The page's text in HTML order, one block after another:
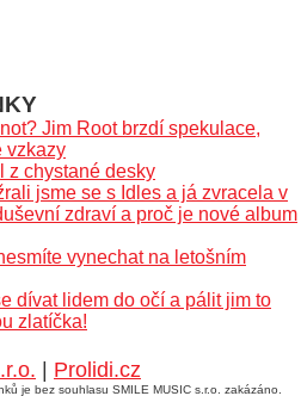
Jim Root brzdí spekulace,
vzkazy
z chystané desky
jsme se s Idles a já zvracela v
zdraví a proč je nové album
vynechat na letošním
dívat lidem do očí a pálit jim to
zlatíčka!
Prolidi.cz
je bez souhlasu SMILE MUSIC s.r.o. zakázáno.